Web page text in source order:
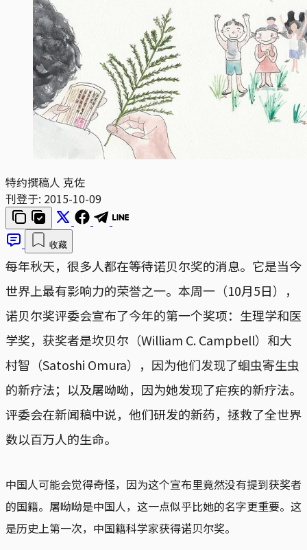
特约撰稿人 克佐
刊登于: 2015-10-09
收藏
每年秋天，很多人都在等待诺贝尔奖的消息。它是当今
世界上最有影响力的荣誉之一。本周一（10月5日），
诺贝尔奖评委会宣布了今年的第一个奖项：生理学和医
学奖，获奖者是坎贝尔（William C. Campbell）和大
村智（Satoshi Omura），因为他们发现了蛔虫寄生虫
的新疗法；以及屠呦呦，因为她发现了疟疾的新疗法。
评委会在新闻稿中说，他们研发的新药，拯救了全世界
数以百万人的生命。
中国人可能会觉得奇怪，因为这个宣布里竟然没有提到获奖者
的国籍。屠呦呦是中国人，这一点似乎比她的名字更重要。这
是历史上第一次，中国籍科学家获得诺贝尔奖。